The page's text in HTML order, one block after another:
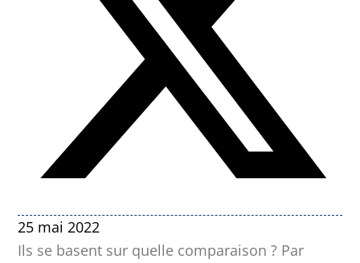
25 mai 2022
Ils se basent sur quelle comparaison ? Par